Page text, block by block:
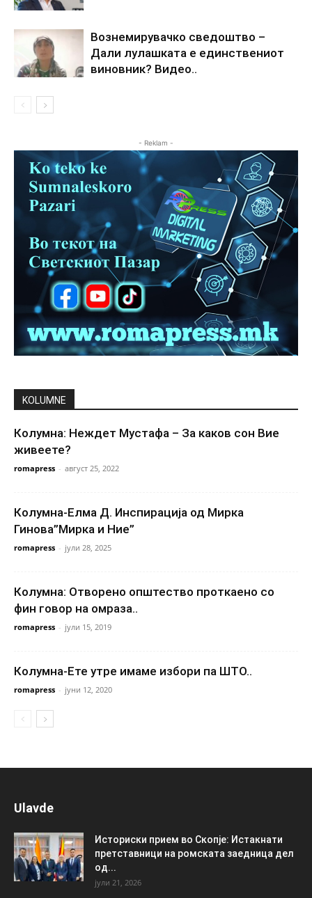
Вознемирувачко сведоштво –
Дали лулашката е единствениот
виновник? Видео..
- Reklam -
KOLUMNE
Колумна: Неждет Мустафа – За каков сон Вие
живеете?
romapress - август 25, 2022
Колумна-Елма Д. Инспирација од Мирка
Гинова”Мирка и Ние”
romapress - јули 28, 2025
Колумна: Отворено општество проткаено со
фин говор на омраза..
romapress - јули 15, 2019
Колумна-Ете утре имаме избори па ШТО..
romapress - јуни 12, 2020
Ulavde
Историски прием во Скопје: Истакнати
претставници на ромската заедница дел
од...
јули 21, 2026